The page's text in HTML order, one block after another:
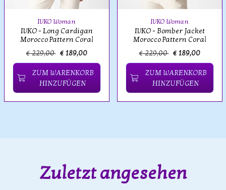
IVKO Woman
IVKO - Long Cardigan
Morocco Pattern Coral
€ 229,00 € 189,00
ZUM WARENKORB
HINZUFÜGEN
IVKO Woman
IVKO - Bomber Jacket
Morocco Pattern Coral
€ 229,00 € 189,00
ZUM WARENKORB
HINZUFÜGEN
Zuletzt angesehen